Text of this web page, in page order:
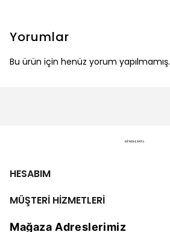
Yorumlar
Bu ürün için henüz yorum yapılmamış.
HESABIM
MÜŞTERİ HİZMETLERİ
Mağaza Adreslerimiz